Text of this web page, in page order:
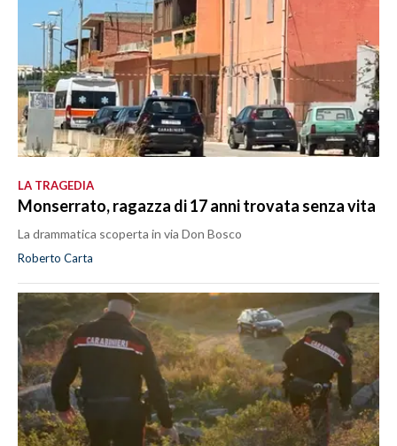
LA TRAGEDIA
Monserrato, ragazza di 17 anni trovata senza vita
La drammatica scoperta in via Don Bosco
Roberto Carta